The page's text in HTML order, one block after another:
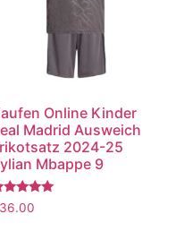
Online Kinder
Madrid Ausweich
2024-25
Mbappe 9
36.00